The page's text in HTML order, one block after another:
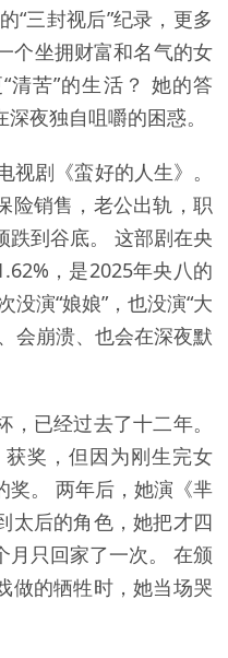
“三封视后”纪录，更多
个坐拥财富和名气的女
清苦”的生活？ 她的答
夜独自咀嚼的困惑。
剧《蛮好的人生》。
险销售，老公出轨，职
跌到谷底。 这部剧在央
，是2025年央八的
演“娘娘”，也没演“大
会崩溃、也会在深夜默
已经过去了十二年。
奖，但因为刚生完女
奖。 两年后，她演《芈
太后的角色，她把才四
月只回家了一次。 在颁
做的牺牲时，她当场哭